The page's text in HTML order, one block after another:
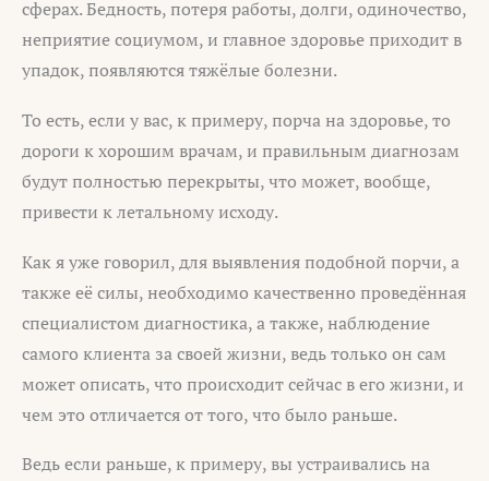
сферах. Бедность, потеря работы, долги, одиночество,
неприятие социумом, и главное здоровье приходит в
упадок, появляются тяжёлые болезни.
То есть, если у вас, к примеру, порча на здоровье, то
дороги к хорошим врачам, и правильным диагнозам
будут полностью перекрыты, что может, вообще,
привести к летальному исходу.
Как я уже говорил, для выявления подобной порчи, а
также её силы, необходимо качественно проведённая
специалистом диагностика, а также, наблюдение
самого клиента за своей жизни, ведь только он сам
может описать, что происходит сейчас в его жизни, и
чем это отличается от того, что было раньше.
Ведь если раньше, к примеру, вы устраивались на